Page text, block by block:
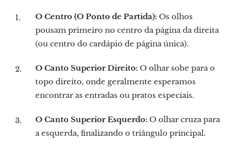
O Centro (O Ponto de Partida): Os olhos
pousam primeiro no centro da página da direita
(ou centro do cardápio de página única).
O Canto Superior Direito: O olhar sobe para o
topo direito, onde geralmente esperamos
encontrar as entradas ou pratos especiais.
O Canto Superior Esquerdo: O olhar cruza para
a esquerda, finalizando o triângulo principal.